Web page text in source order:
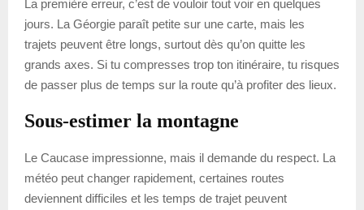
La première erreur, c’est de vouloir tout voir en quelques
jours. La Géorgie paraît petite sur une carte, mais les
trajets peuvent être longs, surtout dès qu’on quitte les
grands axes. Si tu compresses trop ton itinéraire, tu risques
de passer plus de temps sur la route qu’à profiter des lieux.
Sous-estimer la montagne
Le Caucase impressionne, mais il demande du respect. La
météo peut changer rapidement, certaines routes
deviennent difficiles et les temps de trajet peuvent